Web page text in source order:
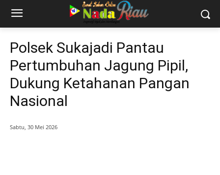
Polsek Sukajadi Pantau
Pertumbuhan Jagung Pipil,
Dukung Ketahanan Pangan
Nasional
Sabtu, 30 Mei 2026